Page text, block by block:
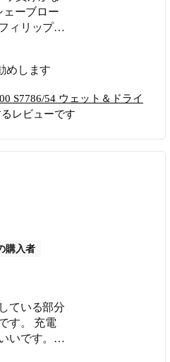
ーブロー
ィリップス
る際，少し
機種より短
な剃り方が
は3つの回
が，アプリ
転の有無を
剃り終える
りの上手下
しかも3分
る (3) 手入
浄液も使
分キレイに
ぐ機構にな
ちない。他
ーが不要な
めします
S7786/54 ウェット＆ドライ
レビューです
購入者
ている部分
す。 充電
いです。
く満足で